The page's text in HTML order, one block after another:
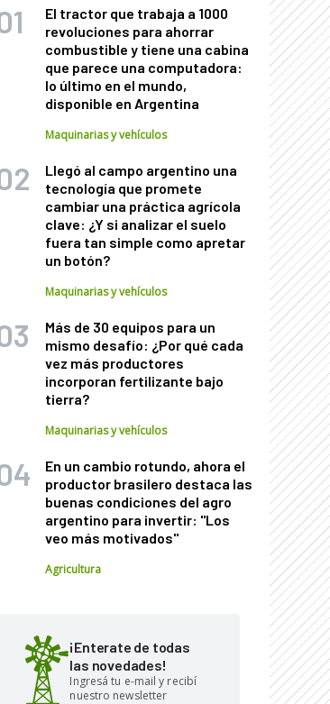
El tractor que trabaja a 1000
revoluciones para ahorrar
combustible y tiene una cabina
que parece una computadora:
lo último en el mundo,
disponible en Argentina
Maquinarias y vehículos
Llegó al campo argentino una
tecnología que promete
cambiar una práctica agrícola
clave: ¿Y si analizar el suelo
fuera tan simple como apretar
un botón?
Maquinarias y vehículos
Más de 30 equipos para un
mismo desafío: ¿Por qué cada
vez más productores
incorporan fertilizante bajo
tierra?
Maquinarias y vehículos
En un cambio rotundo, ahora el
productor brasilero destaca las
buenas condiciones del agro
argentino para invertir: "Los
veo más motivados"
Agricultura
¡Enterate de todas
las novedades!
Ingresá tu e-mail y recibí
nuestro newsletter